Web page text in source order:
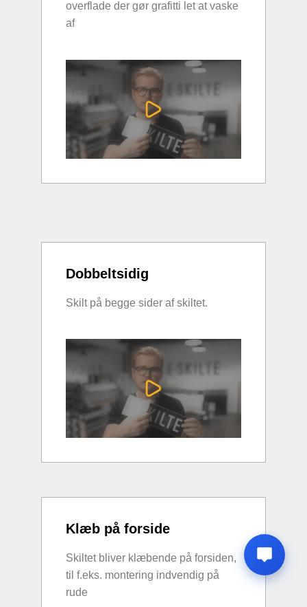
overflade der gør grafitti let at vaske
af
Dobbeltsidig
Skilt på begge sider af skiltet.
Klæb på forside
Skiltet bliver klæbende på forsiden,
til f.eks. montering indvendig på
rude